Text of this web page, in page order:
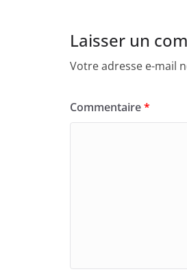
Laisser un
Votre adresse e-mail
Commentaire*